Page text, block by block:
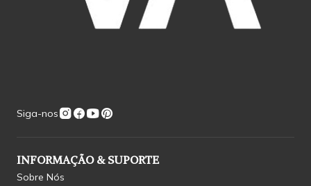
Siga-nos
INFORMAÇÃO & SUPORTE
Sobre Nós